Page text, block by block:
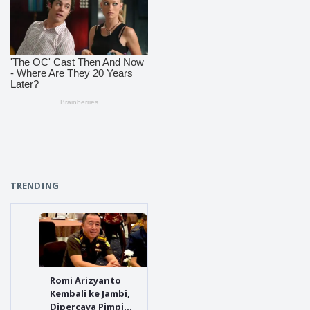
TRENDING
Romi Arizyanto
Kembali ke Jambi,
Dipercaya Pimpin